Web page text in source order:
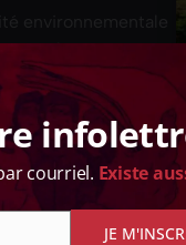
des monts
courriel. Existe
JE